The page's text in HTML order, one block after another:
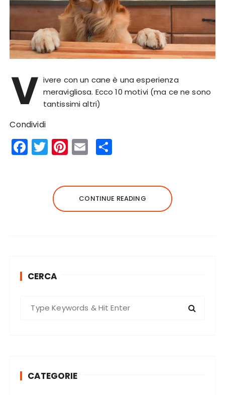
V ivere con un cane è una esperienza
meravigliosa. Ecco 10 motivi (ma ce ne sono
tantissimi altri)
Condividi
F
a
T
w
te
r
Pi
n
re
st
E
m
l re
CONTINUE READING
CERCA
CATEGORIE